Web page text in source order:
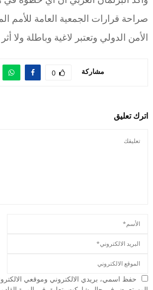
صراحة قرارات الجمعية العامة للأمم
الأمن الدولي وتعتبر لاغية وباطلة ولا أثر
مشاركة 0
اترك تعليق
حفظ اسمي، بريدي الالكتروني وموقعي